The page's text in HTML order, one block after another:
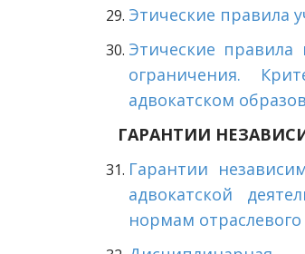
Этические правила
Этические
ограничения.
адвокатском
ГАРАНТИИ
Гарантии
адвокатской
нормам отраслевого